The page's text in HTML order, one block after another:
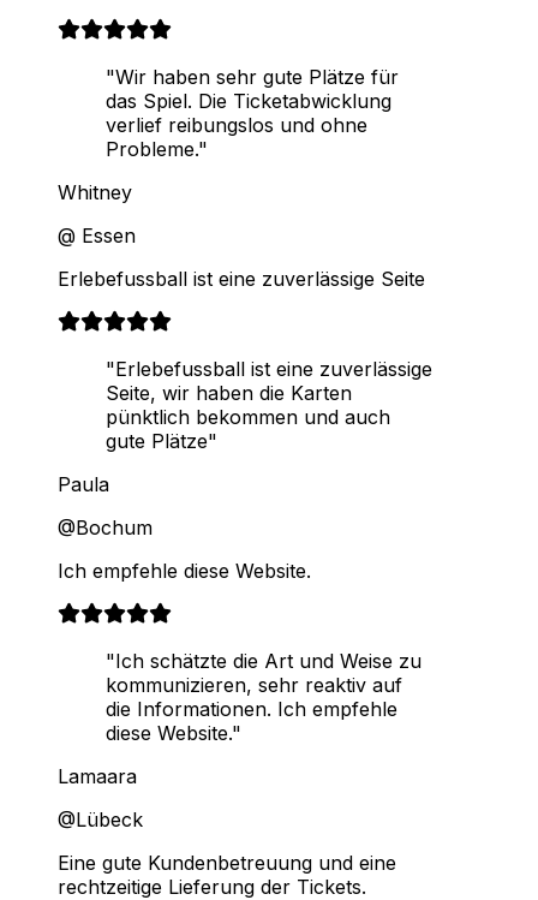
"Wir haben sehr gute Plätze für
das Spiel. Die Ticketabwicklung
verlief reibungslos und ohne
Probleme."
Whitney
@ Essen
Erlebefussball ist eine zuverlässige Seite
"Erlebefussball ist eine zuverlässige
Seite, wir haben die Karten
pünktlich bekommen und auch
gute Plätze"
Paula
@Bochum
Ich empfehle diese Website.
"Ich schätzte die Art und Weise zu
kommunizieren, sehr reaktiv auf
die Informationen. Ich empfehle
diese Website."
Lamaara
@Lübeck
Eine gute Kundenbetreuung und eine
rechtzeitige Lieferung der Tickets.